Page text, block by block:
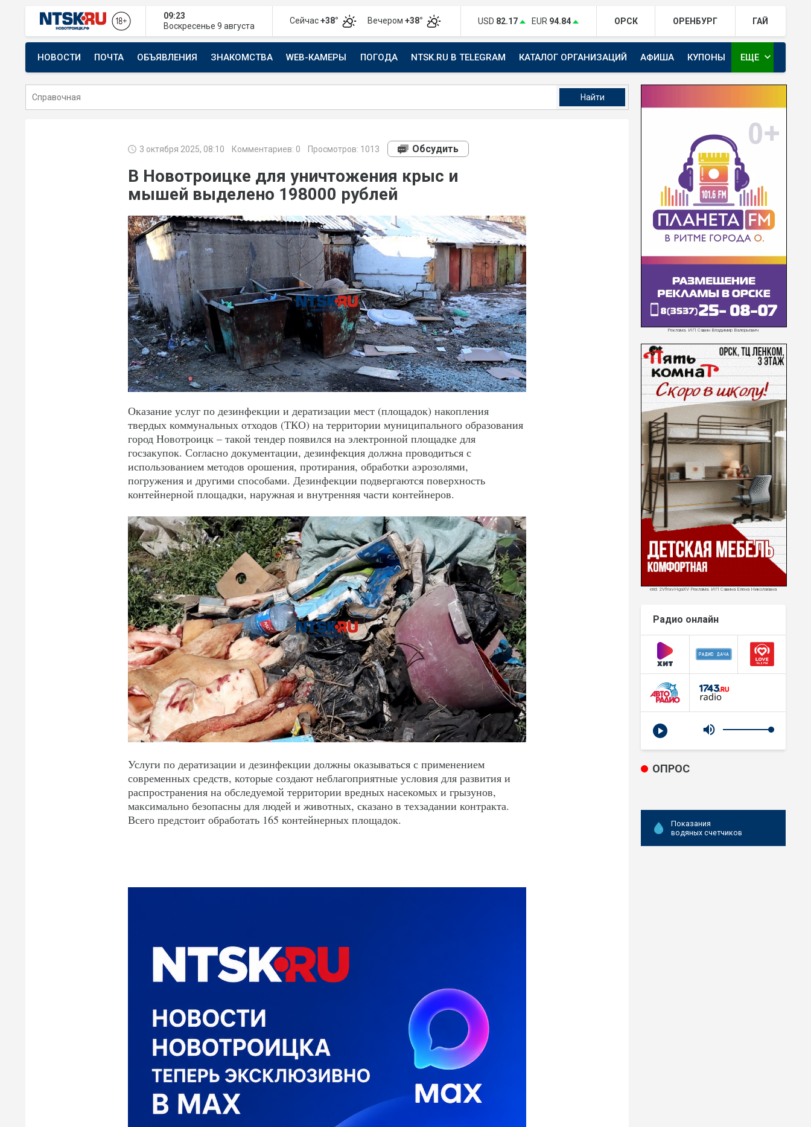
09:23
Воскресенье 9 августа
Сейчас+38° Вечером+38° USD 82.17 EUR 94.84 ОРСК ОРЕНБУРГ ГАЙ
НОВОСТИ ПОЧТА ОБЪЯВЛЕНИЯ ЗНАКОМСТВА WEB-КАМЕРЫ ПОГОДА NTSK.RU В TELEGRAM КАТАЛОГ ОРГАНИЗАЦИЙ АФИША КУПОНЫ
СТРОИТЕЛЬСТВО И РЕМОНТ АВТО ТЕЛЕКАНАЛ ЕВРАЗИЯ
ЕЩЕ expand_more
3 октября 2025, 08:10 Комментариев: 0 Просмотров: 1013 Обсудить
В Новотроицке для уничтожения крыс и
мышей выделено 198000 рублей
Оказание услуг по дезинфекции и дератизации мест (площадок) накопления
твердых коммунальных отходов (ТКО) на территории муниципального образования
город Новотроицк – такой тендер появился на электронной площадке для
госзакупок. Согласно документации, дезинфекция должна проводиться с
использованием методов орошения, протирания, обработки аэрозолями,
погружения и другими способами. Дезинфекции подвергаются поверхность
контейнерной площадки, наружная и внутренняя части контейнеров.
Услуги по дератизации и дезинфекции должны оказываться с применением
современных средств, которые создают неблагоприятные условия для развития и
распространения на обследуемой территории вредных насекомых и грызунов,
максимально безопасны для людей и животных, сказано в техзадании контракта.
Всего предстоит обработать 165 контейнерных площадок.
Реклама. ИП Савин Владимир Валерьевич
erid: 2VfnxvHgaXV Реклама. ИП Савина Елена Николаевна
Радио онлайн
ОПРОС
Показания
водяных счетчиков